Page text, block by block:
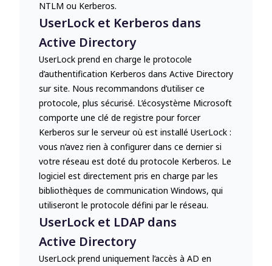
NTLM ou Kerberos.
UserLock et Kerberos dans
Active Directory
UserLock prend en charge le protocole
d’authentification Kerberos dans Active Directory
sur site. Nous recommandons d’utiliser ce
protocole, plus sécurisé. L’écosystème Microsoft
comporte une clé de registre pour forcer
Kerberos sur le serveur où est installé UserLock :
vous n’avez rien à configurer dans ce dernier si
votre réseau est doté du protocole Kerberos. Le
logiciel est directement pris en charge par les
bibliothèques de communication Windows, qui
utiliseront le protocole défini par le réseau.
UserLock et LDAP dans
Active Directory
UserLock prend uniquement l’accès à AD en